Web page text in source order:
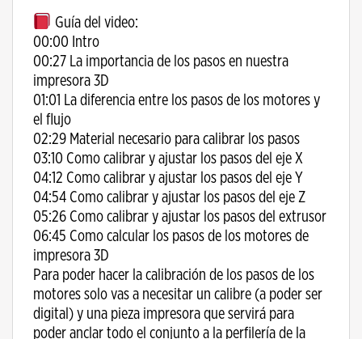
Guía del video:
00:00 Intro
00:27 La importancia de los pasos en nuestra
impresora 3D
01:01 La diferencia entre los pasos de los motores y
el flujo
02:29 Material necesario para calibrar los pasos
03:10 Como calibrar y ajustar los pasos del eje X
04:12 Como calibrar y ajustar los pasos del eje Y
04:54 Como calibrar y ajustar los pasos del eje Z
05:26 Como calibrar y ajustar los pasos del extrusor
06:45 Como calcular los pasos de los motores de
impresora 3D
Para poder hacer la calibración de los pasos de los
motores solo vas a necesitar un calibre (a poder ser
digital) y una pieza impresora que servirá para
poder anclar todo el conjunto a la perfilería de la